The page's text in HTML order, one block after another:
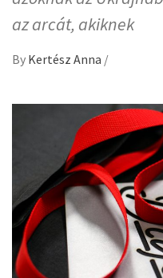
az arcát, akiknek
By Kertész Anna /